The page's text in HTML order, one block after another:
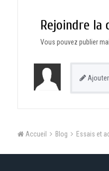
Rejoindre la
Vous pouvez publier
Accueil Blog Essais et